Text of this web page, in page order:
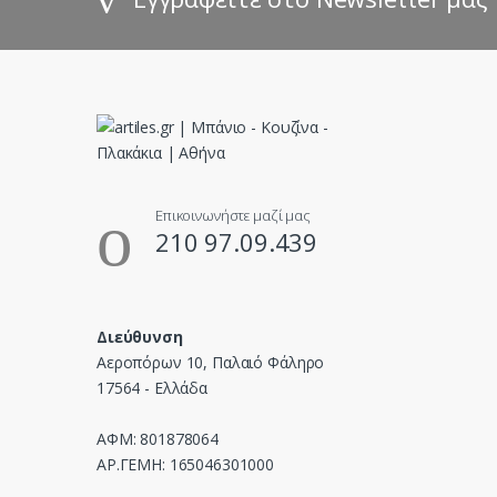
C
Επικοινωνήστε μαζί μας
210 97.09.439
Διεύθυνση
Αεροπόρων 10, Παλαιό Φάληρο
17564 - Ελλάδα
ΑΦΜ: 801878064
ΑΡ.ΓΕΜΗ: 165046301000